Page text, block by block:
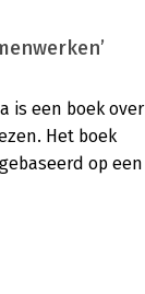
is een boek over
Het boek
op een